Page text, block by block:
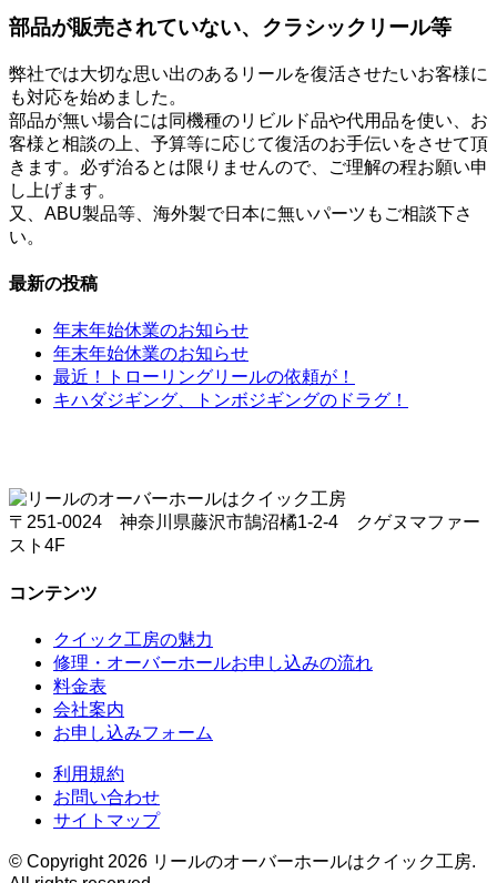
部品が販売されていない、クラシックリール等
弊社では大切な思い出のあるリールを復活させたいお客様に
も対応を始めました。
部品が無い場合には同機種のリビルド品や代用品を使い、お
客様と相談の上、予算等に応じて復活のお手伝いをさせて頂
きます。必ず治るとは限りませんので、ご理解の程お願い申
し上げます。
又、ABU製品等、海外製で日本に無いパーツもご相談下さ
い。
最新の投稿
年末年始休業のお知らせ
年末年始休業のお知らせ
最近！トローリングリールの依頼が！
キハダジギング、トンボジギングのドラグ！
〒251-0024 神奈川県藤沢市鵠沼橘1-2-4 クゲヌマファー
スト4F
コンテンツ
クイック工房の魅力
修理・オーバーホールお申し込みの流れ
料金表
会社案内
お申し込みフォーム
利用規約
お問い合わせ
サイトマップ
© Copyright 2026 リールのオーバーホールはクイック工房.